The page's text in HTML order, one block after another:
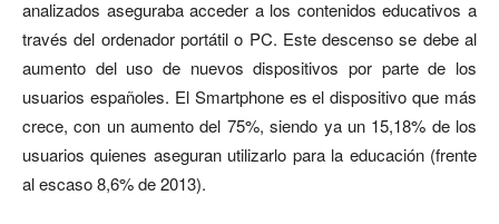
analizados aseguraba acceder a los contenidos educativos a
través del ordenador portátil o PC. Este descenso se debe al
aumento del uso de nuevos dispositivos por parte de los
usuarios españoles. El Smartphone es el dispositivo que más
crece, con un aumento del 75%, siendo ya un 15,18% de los
usuarios quienes aseguran utilizarlo para la educación (frente
al escaso 8,6% de 2013).